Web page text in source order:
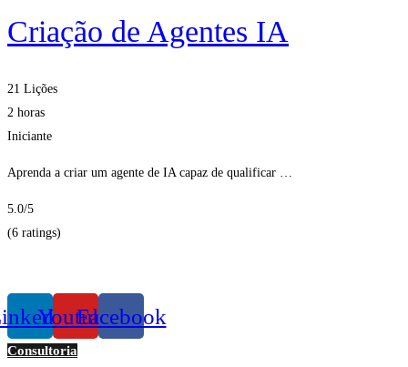
Criação de Agentes IA
21 Lições
2 horas
Iniciante
Aprenda a criar um agente de IA capaz de qualificar …
5.0/5
(6 ratings)
YoutubeFacebook
Consultoria